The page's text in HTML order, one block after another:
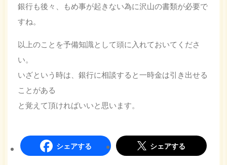
銀行も後々、もめ事が起きない為に沢山の書類が必要で
すね。
以上のことを予備知識として頭に入れておいてくださ
い。
いざという時は、銀行に相談すると一時金は引き出せる
ことがある
と覚えて頂ければいいと思います。
シェアする シェアする